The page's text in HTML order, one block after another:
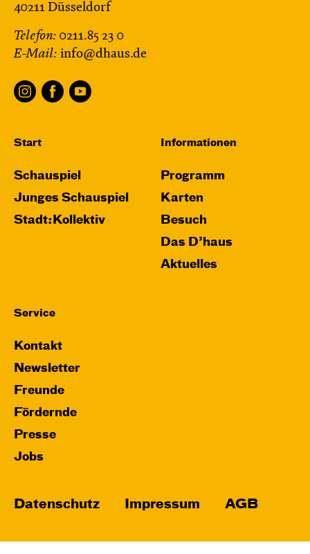
40211 Düsseldorf
Telefon: 0211.85 23 0
E-Mail: info@dhaus.de
Start
Schauspiel
Junges Schauspiel
Stadt:Kollektiv
Informationen
Programm
Karten
Besuch
Das D’haus
Aktuelles
Service
Kontakt
Newsletter
Freunde
Fördernde
Presse
Jobs
Datenschutz Impressum AGB